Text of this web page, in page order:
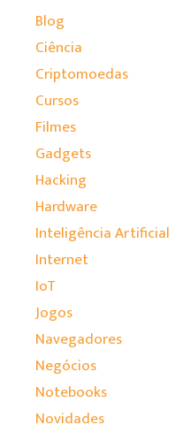
Blog
Ciência
Criptomoedas
Cursos
Filmes
Gadgets
Hacking
Hardware
Inteligência Artificial
Internet
IoT
Jogos
Navegadores
Negócios
Notebooks
Novidades